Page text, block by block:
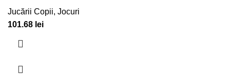
Jucării Copii, Jocuri
101.68 lei